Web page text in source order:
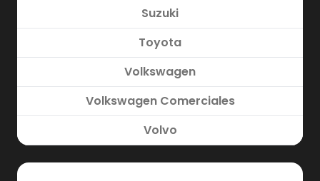
Suzuki
Toyota
Volkswagen
Volkswagen Comerciales
Volvo